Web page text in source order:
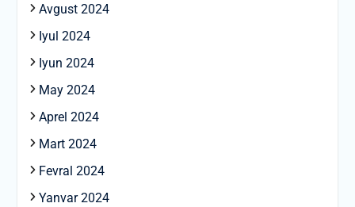
Avgust 2024
Iyul 2024
Iyun 2024
May 2024
Aprel 2024
Mart 2024
Fevral 2024
Yanvar 2024